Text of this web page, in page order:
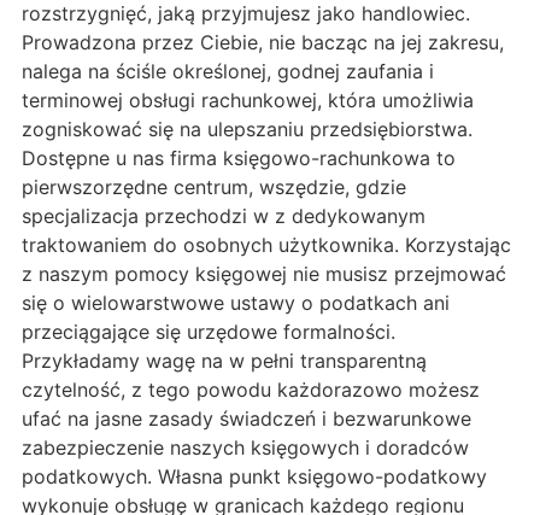
rozstrzygnięć, jaką przyjmujesz jako handlowiec.
Prowadzona przez Ciebie, nie bacząc na jej zakresu,
nalega na ściśle określonej, godnej zaufania i
terminowej obsługi rachunkowej, która umożliwia
zogniskować się na ulepszaniu przedsiębiorstwa.
Dostępne u nas firma księgowo-rachunkowa to
pierwszorzędne centrum, wszędzie, gdzie
specjalizacja przechodzi w z dedykowanym
traktowaniem do osobnych użytkownika. Korzystając
z naszym pomocy księgowej nie musisz przejmować
się o wielowarstwowe ustawy o podatkach ani
przeciągające się urzędowe formalności.
Przykładamy wagę na w pełni transparentną
czytelność, z tego powodu każdorazowo możesz
ufać na jasne zasady świadczeń i bezwarunkowe
zabezpieczenie naszych księgowych i doradców
podatkowych. Własna punkt księgowo-podatkowy
wykonuje obsługę w granicach każdego regionu